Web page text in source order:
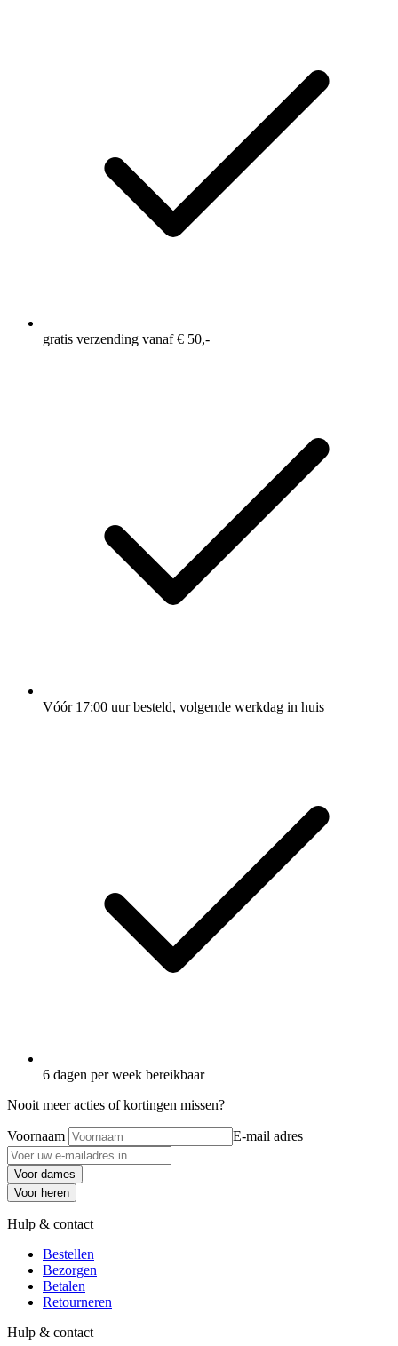
gratis verzending vanaf € 50,-
Vóór 17:00 uur besteld, volgende werkdag in huis
6 dagen per week bereikbaar
Nooit meer acties of kortingen missen?
Voornaam E-mail adres
Voor dames
Voor heren
Hulp & contact
Bestellen
Bezorgen
Betalen
Retourneren
Hulp & contact